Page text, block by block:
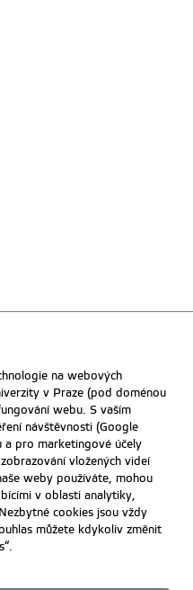
na webových
v Praze (pod doménou
webu. S vaším
návštěvnosti (Google
a pro marketingové účely
vložených videí
weby používáte, mohou
v oblasti analytiky,
cookies jsou vždy
můžete kdykoliv změnit